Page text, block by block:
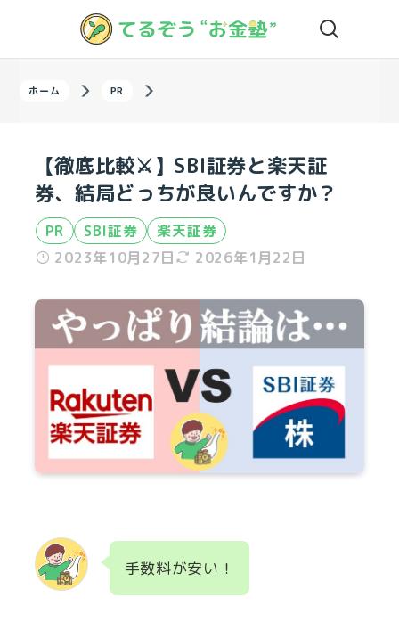
ホーム PR
【徹底比較⚔】SBI証券と楽天証
券、結局どっちが良いんですか？
PR SBI証券
楽天証券
2023年10月27日
2026年1月22日
手数料が安い！